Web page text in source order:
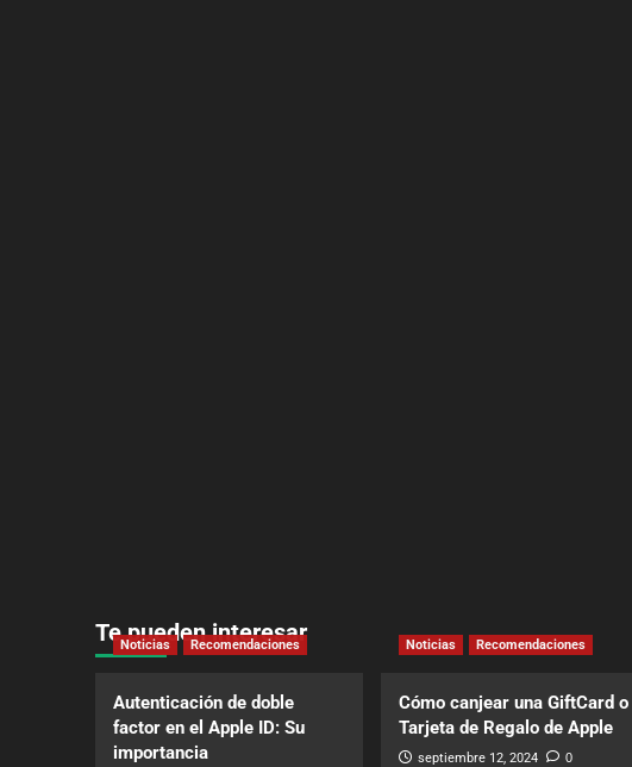
Te pueden interesar
Noticias Recomendaciones
Autenticación de doble
factor en el Apple ID: Su
importancia
Noticias Recomendaciones
Cómo canjear una GiftCard o
Tarjeta de Regalo de Apple
septiembre 12, 2024 0